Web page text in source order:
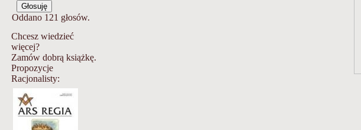
Oddano 121 głosów.
Chcesz wiedzieć
więcej?
Zamów dobrą książkę.
Propozycje
Racjonalisty: